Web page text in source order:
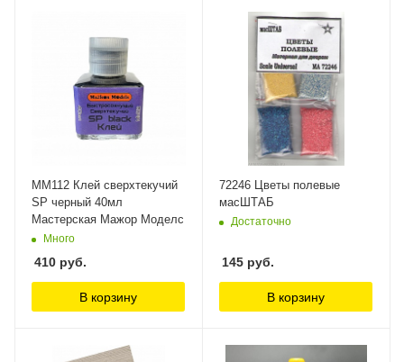
MM112 Клей сверхтекучий
SP черный 40мл
Мастерская Мажор Моделс
Много
410 руб.
В корзину
72246 Цветы полевые
масШТАБ
Достаточно
145 руб.
В корзину